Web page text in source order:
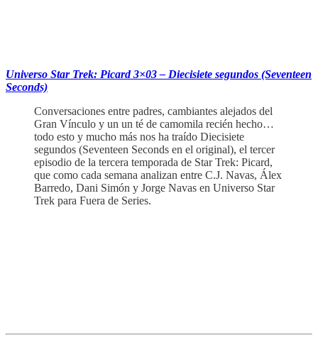
Universo Star Trek: Picard 3×03 – Diecisiete segundos (Seventeen
Seconds)
Conversaciones entre padres, cambiantes alejados del
Gran Vínculo y un un té de camomila recién hecho…
todo esto y mucho más nos ha traído Diecisiete
segundos (Seventeen Seconds en el original), el tercer
episodio de la tercera temporada de Star Trek: Picard,
que como cada semana analizan entre C.J. Navas, Álex
Barredo, Dani Simón y Jorge Navas en Universo Star
Trek para Fuera de Series.